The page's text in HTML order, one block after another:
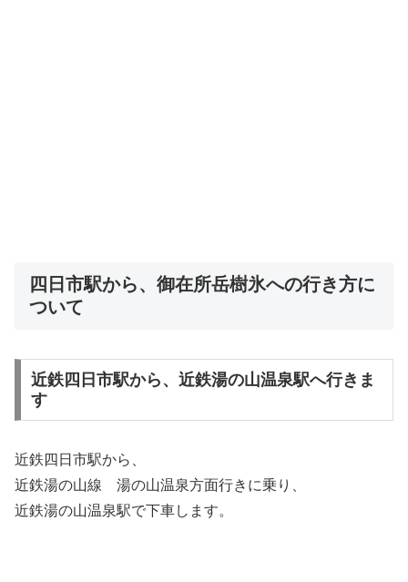
四日市駅から、御在所岳樹氷への行き方に
ついて
近鉄四日市駅から、近鉄湯の山温泉駅へ行きま
す
近鉄四日市駅から、
近鉄湯の山線 湯の山温泉方面行きに乗り、
近鉄湯の山温泉駅で下車します。